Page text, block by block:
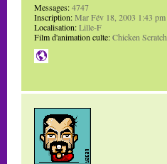
Messages:4747
Inscription:Mar Fév 18, 2003 1:43 pm
Localisation:Lille-F
Film d'animation culte:Chicken Scratch